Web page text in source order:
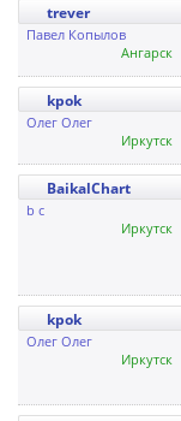
trever
Павел Копылов
Ангарск
kpok
Олег Олег
Иркутск
BaikalChart
b c
Иркутск
kpok
Олег Олег
Иркутск